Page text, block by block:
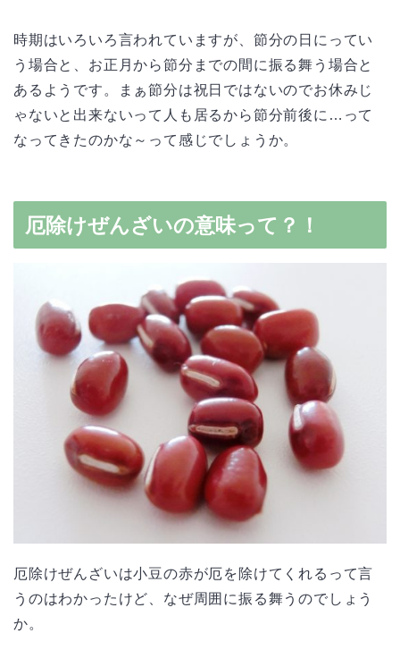
時期はいろいろ言われていますが、節分の日にってい
う場合と、お正月から節分までの間に振る舞う場合と
あるようです。まぁ節分は祝日ではないのでお休みじ
ゃないと出来ないって人も居るから節分前後に…って
なってきたのかな～って感じでしょうか。
厄除けぜんざいの意味って？！
厄除けぜんざいは小豆の赤が厄を除けてくれるって言
うのはわかったけど、なぜ周囲に振る舞うのでしょう
か。